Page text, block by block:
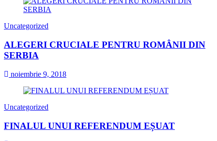
Uncategorized
ALEGERI CRUCIALE PENTRU ROMÂNII DIN
SERBIA
noiembrie 9, 2018
Uncategorized
FINALUL UNUI REFERENDUM EȘUAT